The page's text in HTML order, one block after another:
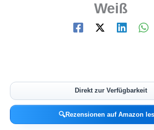
Weiß
Direkt zur Verfügbarkeit
🔍Rezensionen auf Amazon